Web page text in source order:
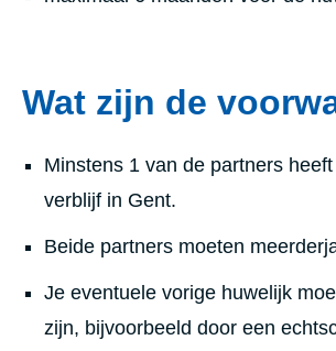
Wat zijn de
Minstens 1 van de partners
verblijf in Gent.
Beide partners moeten
Je eventuele vorige huwelijk
zijn, bijvoorbeeld door een